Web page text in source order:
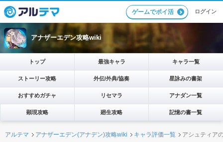
ゲームでポイ活 ログイン
アナザーエデン攻略wiki
トップ 最強キャラ キャラ一覧
ストーリー攻略 外伝/外典/協奏 星詠みの書架
おすすめガチャ リセマラ アナダン一覧
顕現攻略 廻生攻略 記憶の書一覧
アルテマ アナザーエデン(アナデン)攻略wiki キャラ評価一覧 アシュティア